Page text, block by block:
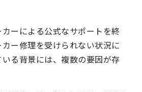
ーによる公式なサポートを終
ー修理を受けられない状況に
る背景には、複数の要因が存